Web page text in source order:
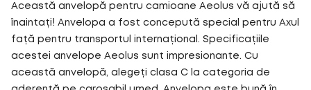
Această anvelopă pentru camioane Aeolus vă ajută să
înaintați! Anvelopa a fost concepută special pentru Axul
față pentru transportul internațional. Specificațiile
acestei anvelope Aeolus sunt impresionante. Cu
această anvelopă, alegeți clasa C la categoria de